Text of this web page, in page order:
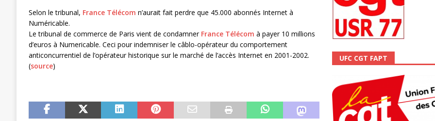
Selon le tribunal, France Télécom n’aurait fait perdre que 45.000 abonnés Internet à
Numéricable.
Le tribunal de commerce de Paris vient de condamner France Télécom à payer 10 millions
d’euros à Numericable. Ceci pour indemniser le câblo-opérateur du comportement
anticoncurrentiel de l’opérateur historique sur le marché de l’accès Internet en 2001-2002.
(source)
UFC CGT FAPT